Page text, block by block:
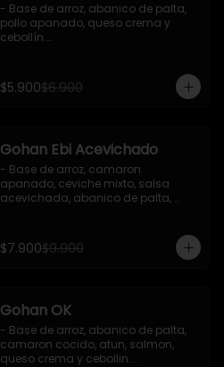
- Base de arroz, abanico de palta,
pollo apanado, queso crema y
cebollín.
**Imagen Referencial**
$5.900$6.900
Gohan Ebi Acevichado
- Base de arroz, camaron
apanado, ceviche mixto, salsa
acevichada, abanico de palta,
$7.900$9.900
Gohan OK
- Base de arroz, abanico de palta,
camaron cocido, atun, salmon,
queso crema y cebollin.